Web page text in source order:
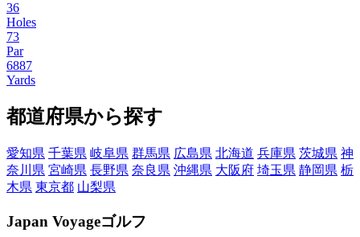
36
Holes
73
Par
6887
Yards
都道府県から探す
愛知県 千葉県 岐阜県 群馬県 広島県 北海道 兵庫県 茨城県 神
奈川県 宮崎県 長野県 奈良県 沖縄県 大阪府 埼玉県 静岡県 栃
木県 東京都 山梨県
Japan Voyageゴルフ